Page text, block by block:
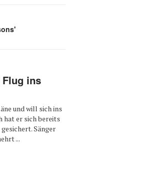
ins
und will sich ins
hat er sich bereits
Sänger
...